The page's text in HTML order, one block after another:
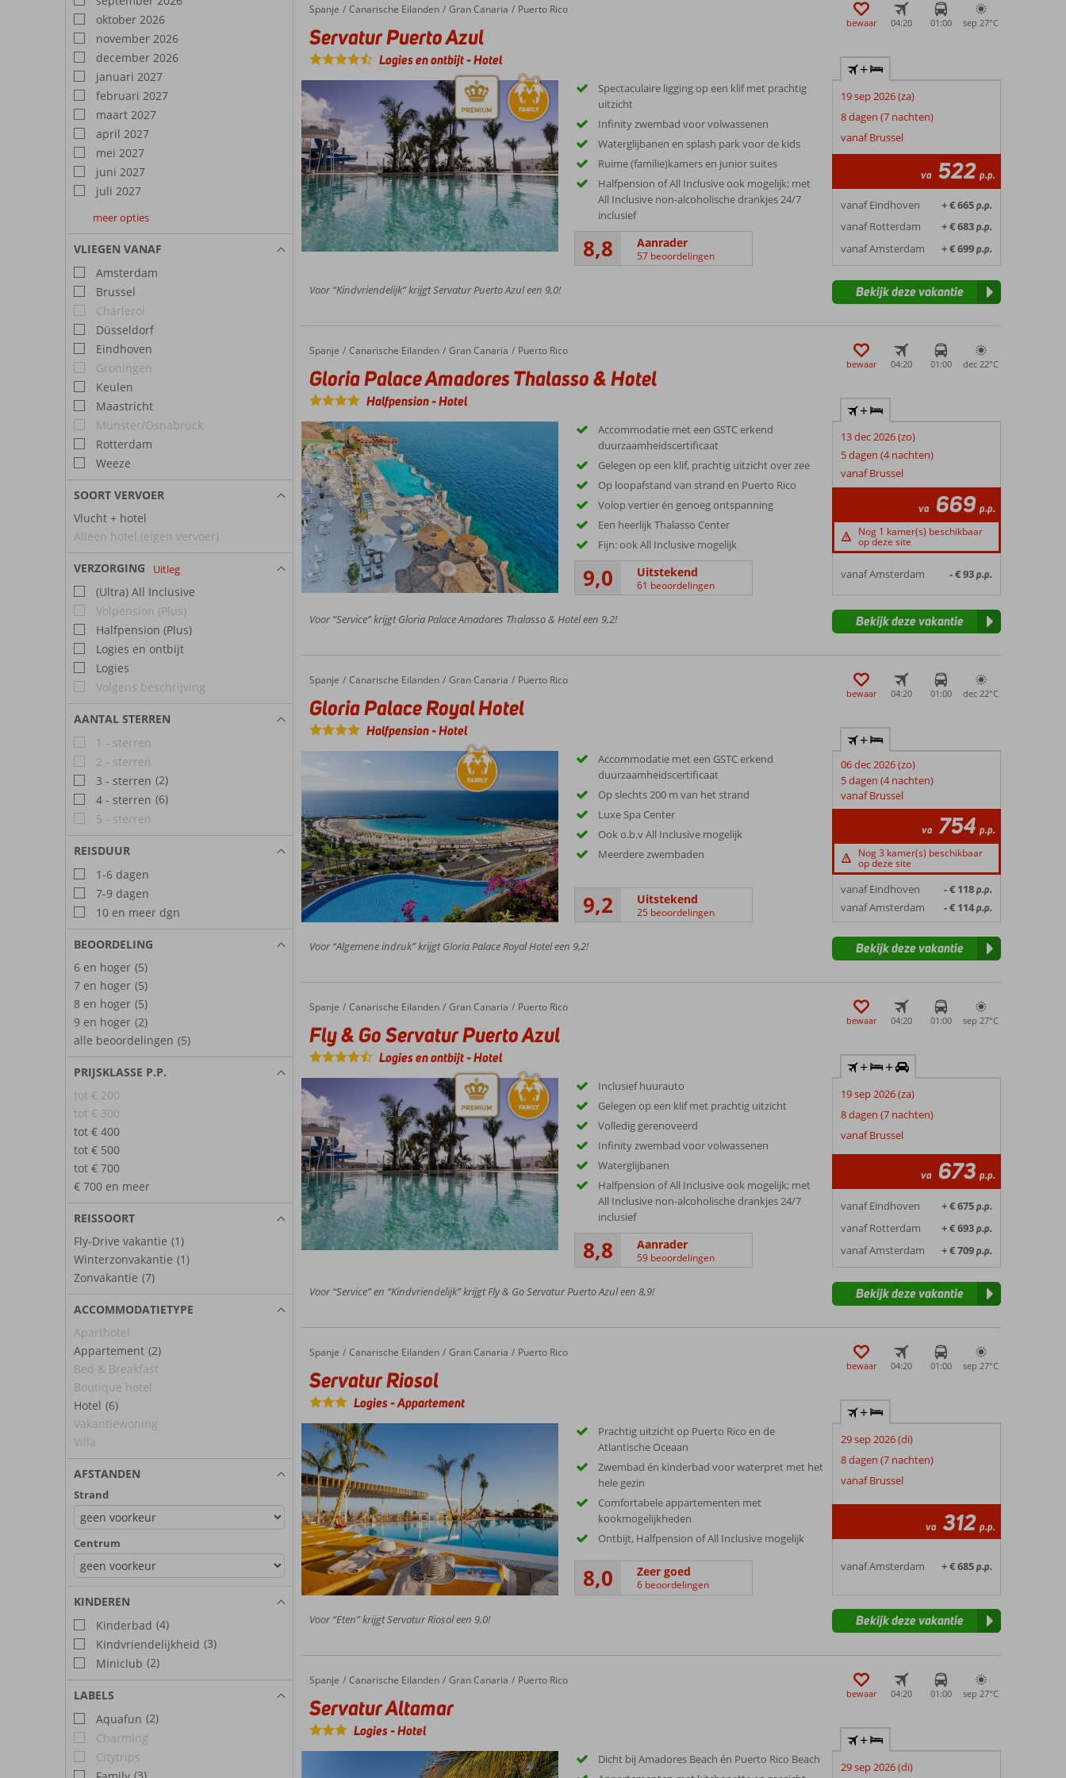
oktober 2026
november 2026
december 2026
januari 2027
februari 2027
maart 2027
april 2027
mei 2027
juni 2027
juli 2027
augustus
2027
september
2027
oktober
2027
meer opties
VLIEGEN VANAF
Amsterdam
Brussel
Charleroi
Düsseldorf
Eindhoven
Groningen
Keulen
Maastricht
Münster/Osnabrück
Rotterdam
Weeze
SOORT VERVOER
Vlucht + hotel
Alleen hotel (eigen vervoer)
VERZORGING Uitleg
(Ultra) All Inclusive
Volpension (Plus)
Halfpension (Plus)
Logies en ontbijt
Logies
Volgens beschrijving
AANTAL STERREN
1 - sterren
2 - sterren
3 - sterren (2)
4 - sterren (6)
5 - sterren
REISDUUR
1-6 dagen
7-9 dagen
10 en meer dgn
BEOORDELING
6 en hoger (5)
7 en hoger (5)
8 en hoger (5)
9 en hoger (2)
alle beoordelingen (5)
PRIJSKLASSE P.P.
tot € 200
tot € 300
tot € 400
tot € 500
tot € 700
€ 700 en meer
REISSOORT
Fly-Drive vakantie (1)
Winterzonvakantie (1)
Zonvakantie (7)
ACCOMMODATIETYPE
Aparthotel
Appartement (2)
Bed & Breakfast
Boutique hotel
Hotel (6)
Vakantiewoning
Villa
AFSTANDEN
Strand
Centrum
KINDEREN
Kinderbad (4)
Kindvriendelijkheid (3)
Miniclub (2)
LABELS
Aquafun (2)
Charming
Citytrips
prachtig uitgestrekt woestijnachtig duingebied ‘Dunas Maspalomas’. De goudgele duinen hebben een lengte van ongeveer 8 kilometer en zijn
maar liefst zo'n 2 kilometer breed. Voor natuur- en strandliefhebbers is dit gebied de moeite van het bezoeken waard. Maar ook voor een
dagje winkelen of een avondje dansen, ben je in Playa des Inglés aan het juiste adres! Ben je met de kinderen op vakantie? Plan dan een dagje
uit naar waterpark Aqualand in Maspalomas of bezoek één van de diverse dierentuinen. Plezier gegarandeerd!
Home
Spanje Canarische Eilanden Gran Canaria Puerto Rico
Servatur Puerto Azul
Servatur Puerto Azul
Logies en ontbijt-Hotel
bewaar 04:20 01:00 sep 27°C
Spectaculaire ligging op een klif met prachtig
uitzicht
Infinity zwembad voor volwassenen
Waterglijbanen en splash park voor de kids
Ruime (familie)kamers en junior suites
Halfpension of All Inclusive ook mogelijk; met
All Inclusive non-alcoholische drankjes 24/7
inclusief
8,8 Aanrader
57 beoordelingen
+
19 sep 2026 (za)
8 dagen (7 nachten)
vanaf Brussel
va 522 p.p.
vanaf Eindhoven + € 665p.p.
vanaf Rotterdam + € 683p.p.
vanaf Amsterdam + € 699p.p.
Voor “Kindvriendelijk” krijgt Servatur Puerto Azul een 9,0! Bekijk deze vakantie
Home
Spanje Canarische Eilanden Gran Canaria Puerto Rico
Gloria Palace Amadores Thalasso & Hotel
Gloria Palace Amadores Thalasso & Hotel
Halfpension-Hotel
bewaar 04:20 01:00 dec 22°C
Accommodatie met een GSTC erkend
duurzaamheidscertificaat
Gelegen op een klif, prachtig uitzicht over zee
Op loopafstand van strand en Puerto Rico
Volop vertier én genoeg ontspanning
Een heerlijk Thalasso Center
Fijn: ook All Inclusive mogelijk
9,0 Uitstekend
61 beoordelingen
+
13 dec 2026 (zo)
5 dagen (4 nachten)
vanaf Brussel
va 669 p.p.
Nog 1 kamer(s) beschikbaar
op deze site
vanaf Amsterdam - € 93p.p.
Voor “Service” krijgt Gloria Palace Amadores Thalasso & Hotel een 9,2! Bekijk deze vakantie
Home
Spanje Canarische Eilanden Gran Canaria Puerto Rico
Gloria Palace Royal Hotel
Gloria Palace Royal Hotel
Halfpension-Hotel
bewaar 04:20 01:00 dec 22°C
Accommodatie met een GSTC erkend
duurzaamheidscertificaat
Op slechts 200 m van het strand
Luxe Spa Center
Ook o.b.v All Inclusive mogelijk
Meerdere zwembaden
9,2 Uitstekend
25 beoordelingen
+
06 dec 2026 (zo)
5 dagen (4 nachten)
vanaf Brussel
va 754 p.p.
Nog 3 kamer(s) beschikbaar
op deze site
vanaf Eindhoven - € 118p.p.
vanaf Amsterdam - € 114p.p.
Voor “Algemene indruk” krijgt Gloria Palace Royal Hotel een 9,2! Bekijk deze vakantie
Home
Spanje Canarische Eilanden Gran Canaria Puerto Rico
Fly & Go Servatur Puerto Azul
Fly & Go Servatur Puerto Azul
Logies en ontbijt-Hotel
bewaar 04:20 01:00 sep 27°C
Inclusief huurauto
Gelegen op een klif met prachtig uitzicht
Volledig gerenoveerd
Infinity zwembad voor volwassenen
Waterglijbanen
Halfpension of All Inclusive ook mogelijk; met
All Inclusive non-alcoholische drankjes 24/7
inclusief
8,8 Aanrader
59 beoordelingen
+ +
19 sep 2026 (za)
8 dagen (7 nachten)
vanaf Brussel
va 673 p.p.
vanaf Eindhoven + € 675p.p.
vanaf Rotterdam + € 693p.p.
vanaf Amsterdam + € 709p.p.
Voor “Service” en “Kindvriendelijk” krijgt Fly & Go Servatur Puerto Azul een 8,9! Bekijk deze vakantie
Home
Spanje Canarische Eilanden Gran Canaria Puerto Rico
Servatur Riosol
Servatur Riosol
Logies-Appartement
bewaar 04:20 01:00 sep 27°C
Prachtig uitzicht op Puerto Rico en de
Atlantische Oceaan
Zwembad én kinderbad voor waterpret met het
hele gezin
Comfortabele appartementen met
kookmogelijkheden
Ontbijt, Halfpension of All Inclusive mogelijk
8,0 Zeer goed
6 beoordelingen
+
29 sep 2026 (di)
8 dagen (7 nachten)
vanaf Brussel
va 312 p.p.
vanaf Amsterdam + € 685p.p.
Voor “Eten” krijgt Servatur Riosol een 9,0! Bekijk deze vakantie
Home
Spanje Canarische Eilanden Gran Canaria Puerto Rico
Servatur Altamar
Servatur Altamar
Logies-Hotel
bewaar 04:20 01:00 sep 27°C
Dicht bij Amadores Beach én Puerto Rico Beach
+
29 sep 2026 (di)